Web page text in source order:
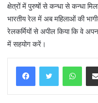
क्षेत्रों में पुरुषों से कन्धा से कन्धा
भारतीय रेल में अब महिलाओं की
रेलकर्मियों से अपील किया कि वे
में सहयोग करें।